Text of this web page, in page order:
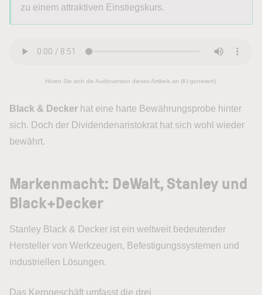
zu einem attraktiven Einstiegskurs.
Hören Sie sich die Audioversion dieses Artikels an (KI-generiert).
Black & Decker hat eine harte Bewährungsprobe hinter
sich. Doch der Dividendenaristokrat hat sich wohl wieder
bewährt.
Markenmacht: DeWalt, Stanley und
Black+Decker
Stanley Black & Decker ist ein weltweit bedeutender
Hersteller von Werkzeugen, Befestigungssystemen und
industriellen Lösungen.
Das Kerngeschäft umfasst die drei